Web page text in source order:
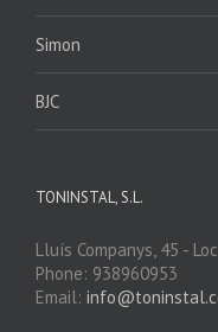
Simon
BJC
TONINSTAL, S.L.
Lluís Companys, 45 -
Phone: 938960953
Email: